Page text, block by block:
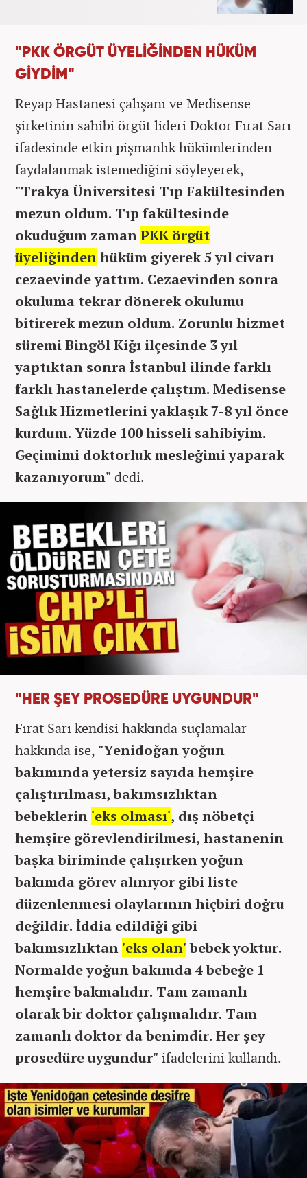
"PKK ÖRGÜT ÜYELİĞİNDEN HÜKÜM
GİYDİM"
Reyap Hastanesi çalışanı ve Medisense
şirketinin sahibi örgüt lideri Doktor Fırat Sarı
ifadesinde etkin pişmanlık hükümlerinden
faydalanmak istemediğini söyleyerek,
"Trakya Üniversitesi Tıp Fakültesinden
mezun oldum. Tıp fakültesinde
okuduğum zamanPKK örgüt
üyeliğindenhüküm giyerek 5 yıl civarı
cezaevinde yattım. Cezaevinden sonra
okuluma tekrar dönerek okulumu
bitirerek mezun oldum. Zorunlu hizmet
süremi Bingöl Kiğı ilçesinde 3 yıl
yaptıktan sonra İstanbul ilinde farklı
farklı hastanelerde çalıştım. Medisense
Sağlık Hizmetlerini yaklaşık 7-8 yıl önce
kurdum. Yüzde 100 hisseli sahibiyim.
Geçimimi doktorluk mesleğimi yaparak
kazanıyorum" dedi.
"HER ŞEY PROSEDÜRE UYGUNDUR"
Fırat Sarı kendisi hakkında suçlamalar
hakkında ise, "Yenidoğan yoğun
bakımında yetersiz sayıda hemşire
çalıştırılması, bakımsızlıktan
bebeklerin 'eks olması', dış nöbetçi
hemşire görevlendirilmesi, hastanenin
başka biriminde çalışırken yoğun
bakımda görev alınıyor gibi liste
düzenlenmesi olaylarının hiçbiri doğru
değildir. İddia edildiği gibi
bakımsızlıktan 'eks olan'bebek yoktur.
Normalde yoğun bakımda 4 bebeğe 1
hemşire bakmalıdır. Tam zamanlı
olarak bir doktor çalışmalıdır. Tam
zamanlı doktor da benimdir. Her şey
prosedüre uygundur" ifadelerini kullandı.